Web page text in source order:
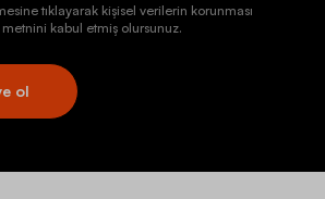
tıklayarak kişisel verilerin korunması
kabul etmiş olursunuz.
ol